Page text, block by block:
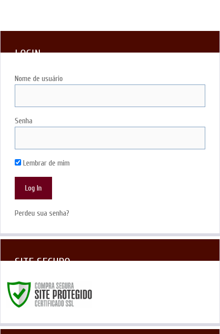
LOGIN
Nome de usuário
Senha
Lembrar de mim
Perdeu sua senha?
SITE SEGURO